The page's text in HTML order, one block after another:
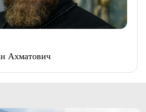
Ахматович